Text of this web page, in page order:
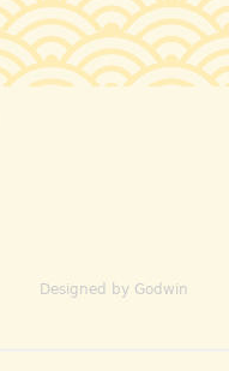
Designed by Godwin